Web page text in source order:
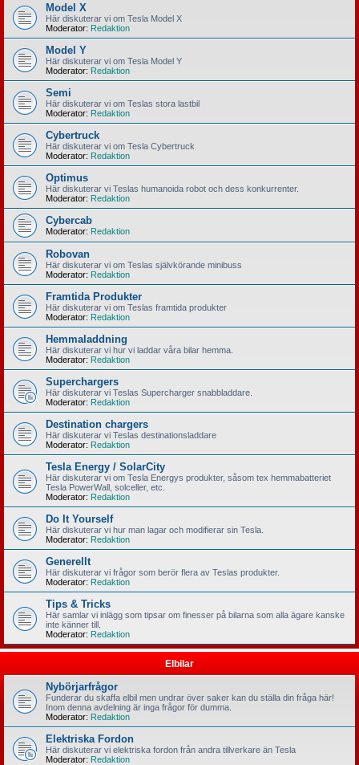
Model X
Här diskuterar vi om Tesla Model X
Moderator: Redaktion
Model Y
Här diskuterar vi om Tesla Model Y
Moderator: Redaktion
Semi
Här diskuterar vi om Teslas stora lastbil
Moderator: Redaktion
Cybertruck
Här diskuterar vi om Tesla Cybertruck
Moderator: Redaktion
Optimus
Här diskuterar vi Teslas humanoida robot och dess konkurrenter.
Moderator: Redaktion
Cybercab
Moderator: Redaktion
Robovan
Här diskuterar vi om Teslas självkörande minibuss
Moderator: Redaktion
Framtida Produkter
Här diskuterar vi om Teslas framtida produkter
Moderator: Redaktion
Hemmaladdning
Här diskuterar vi hur vi laddar våra bilar hemma.
Moderator: Redaktion
Superchargers
Här diskuterar vi Teslas Supercharger snabbladdare.
Moderator: Redaktion
Destination chargers
Här diskuterar vi Teslas destinationsladdare
Moderator: Redaktion
Tesla Energy / SolarCity
Här diskuterar vi om Tesla Energys produkter, såsom tex hemmabatteriet
Tesla PowerWall, solceller, etc.
Moderator: Redaktion
Do It Yourself
Här diskuterar vi hur man lagar och modifierar sin Tesla.
Moderator: Redaktion
Generellt
Här diskuterar vi frågor som berör flera av Teslas produkter.
Moderator: Redaktion
Tips & Tricks
Här samlar vi inlägg som tipsar om finesser på bilarna som alla ägare kanske
inte känner till.
Moderator: Redaktion
Elbilar
Nybörjarfrågor
Funderar du skaffa elbil men undrar över saker kan du ställa din fråga här!
Inom denna avdelning är inga frågor för dumma.
Moderator: Redaktion
Elektriska Fordon
Här diskuterar vi elektriska fordon från andra tillverkare än Tesla
Moderator: Redaktion